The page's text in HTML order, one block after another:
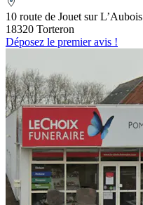
10 route de Jouet sur L’Aubois
18320 Torteron
Déposez le premier avis !